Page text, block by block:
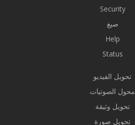
Security
صيغ
Help
Status
تحويل الفيديو
محول الصوتيات
تحويل وثيقة
تحويل صورة